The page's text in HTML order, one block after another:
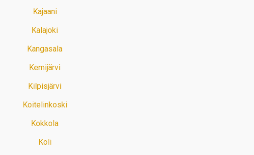
Kajaani
Kalajoki
Kangasala
Kemijärvi
Kilpisjärvi
Koitelinkoski
Kokkola
Koli